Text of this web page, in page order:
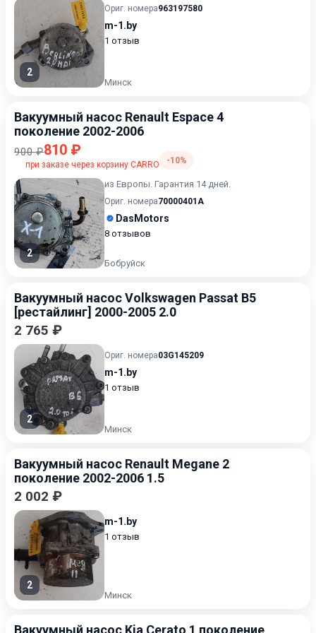
2
Ориг. номера963197580
m-1.by
1 отзыв
Минск
Вакуумный насос Renault Espace 4
поколение 2002-2006
900 ₽810 ₽
при заказе через корзину CARRO -10%
2
из Европы. Гарантия 14 дней.
Ориг. номера70000401A
DasMotors
8 отзывов
Бобруйск
Вакуумный насос Volkswagen Passat B5
[рестайлинг] 2000-2005 2.0
2 765 ₽
2
Ориг. номера03G145209
m-1.by
1 отзыв
Минск
Вакуумный насос Renault Megane 2
поколение 2002-2006 1.5
2 002 ₽
2
m-1.by
1 отзыв
Минск
Вакуумный насос Kia Cerato 1 поколение